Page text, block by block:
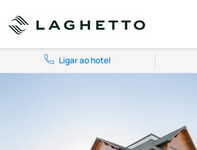
Ligar ao hotel